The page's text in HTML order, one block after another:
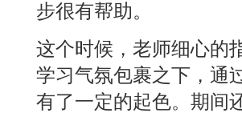
步很有帮助。
这个时候，老师细心的
学习气氛包裹之下，通
有了一定的起色。期间